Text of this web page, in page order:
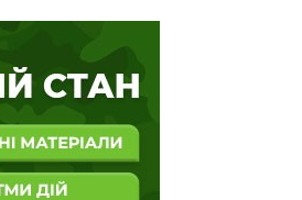
кіберзлочинності
років нами вивчаються питання,
розвитком унікального
усьому світі під назвою
«комп’ютерна